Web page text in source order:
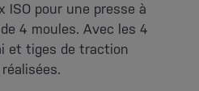
pour une presse à
4 moules. Avec les 4
et tiges de traction